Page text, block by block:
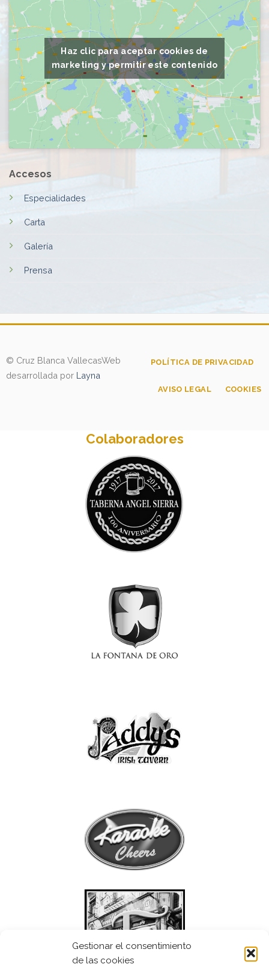
Gestionar el consentimiento
de las cookies
Haz clic para aceptar cookies de
marketing y permitir este contenido
Accesos
Especialidades
Carta
Galería
Prensa
© Cruz Blanca VallecasWeb
desarrollada por Layna
POLÍTICA DE PRIVACIDAD
AVISO LEGAL COOKIES
Colaboradores